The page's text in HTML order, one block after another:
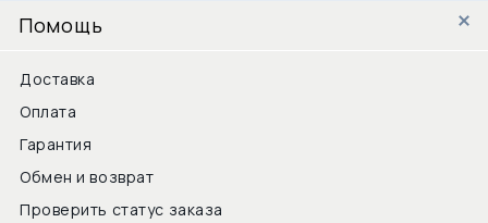
Помощь
Доставка
Оплата
Гарантия
Обмен и возврат
Проверить статус заказа